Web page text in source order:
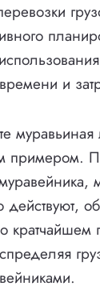
и
примером.
действуют,
кратчайшем